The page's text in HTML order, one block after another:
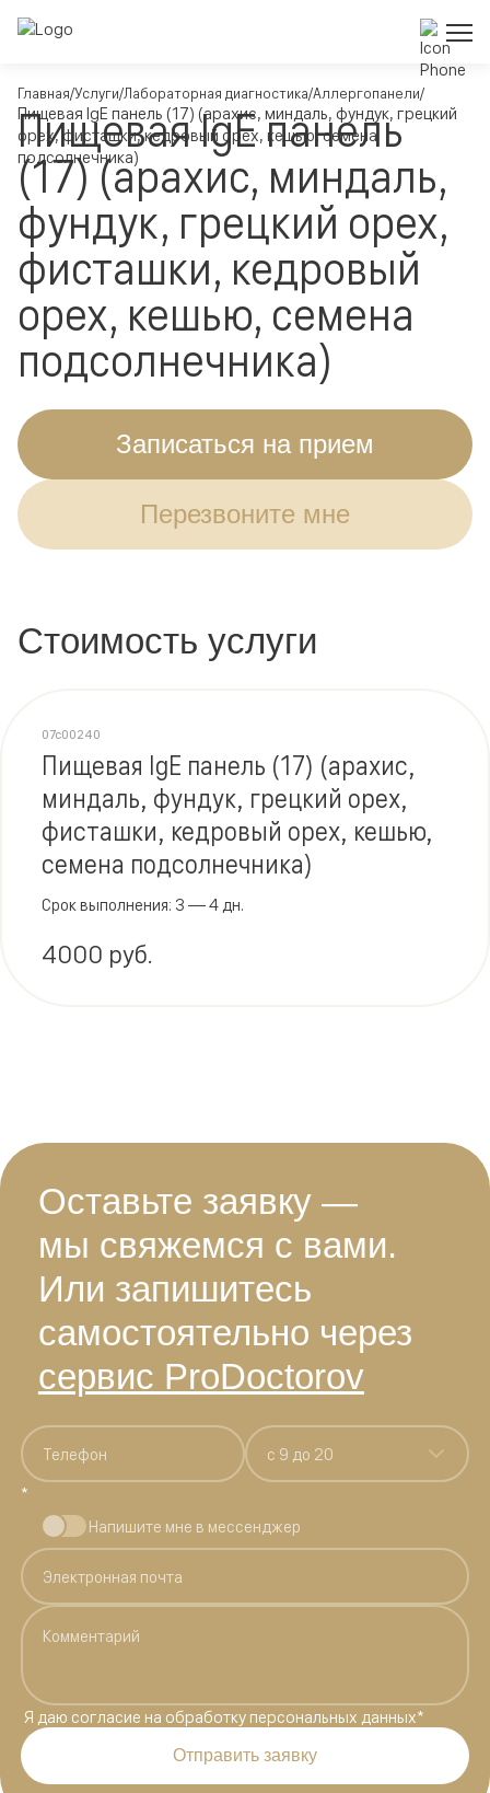
Главная Услуги Лабораторная диагностика Аллергопанели
Пищевая IgE панель (17) (арахис, миндаль, фундук, грецкий
орех, фисташки, кедровый орех, кешью, семена
подсолнечника)
Пищевая IgE панель
(17) (арахис, миндаль,
фундук, грецкий орех,
фисташки, кедровый
орех, кешью, семена
подсолнечника)
Записаться на прием
Перезвоните мне
Стоимость услуги
Пищевая IgE панель (17) (арахис,
миндаль, фундук, грецкий орех,
фисташки, кедровый орех, кешью,
семена подсолнечника)
07c00240
4000 руб.
Срок выполнения: 3 — 4 дн.
Оставьте заявку —
мы свяжемся с вами.
Или запишитесь
самостоятельно через
сервис ProDoctorov
*
c 9 до 20
Напишите мне в мессенджер
Я даю согласие на обработку персональных данных*
Отправить заявку